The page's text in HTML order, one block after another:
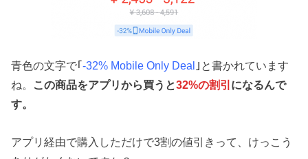
青色の文字で｢-32% Mobile Only Deal ｣ と書かれています
ね。 この商品をアプリから買うと32%の割引 になるんで
す。
アプリ経由で購入しただけで3割の値引きって、けっこう